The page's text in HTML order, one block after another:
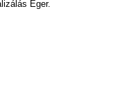
Eger.